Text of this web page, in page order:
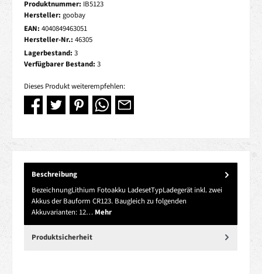
Produktnummer: IB5123
Hersteller: goobay
EAN: 4040849463051
Hersteller-Nr.: 46305
Lagerbestand: 3
Verfügbarer Bestand: 3
Dieses Produkt weiterempfehlen:
Beschreibung
BezeichnungLithium Fotoakku LadesetTypLadegerät inkl. zwei
Akkus der Bauform CR123. Baugleich zu folgenden
Akkuvarianten: 12… Mehr
Produktsicherheit